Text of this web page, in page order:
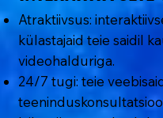
Atraktiivsus:
külastajaid teie saidil
videohalduriga.
24/7 tugi: teie